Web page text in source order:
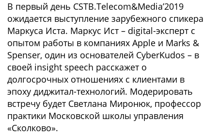
В первый день CSTB.Telecom&Media’2019
ожидается выступление зарубежного спикера
Маркуса Иста. Маркус Ист – digital-эксперт с
опытом работы в компаниях Apple и Marks &
Spenser, один из основателей CyberKudos – в
своей insight speech расскажет о
долгосрочных отношениях с клиентами в
эпоху диджитал-технологий. Модерировать
встречу будет Светлана Миронюк, профессор
практики Московской школы управления
«Сколково».